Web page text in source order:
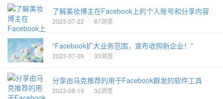
了解美妆博主在Facebook上的个人账号和分享内容
2023-07-22 87浏览
"Facebook扩大业务范围，宣布收购新企业！"
2023-07-09 33浏览
分享由马克推荐的用于Facebook群发的软件工具
2023-08-19 32浏览